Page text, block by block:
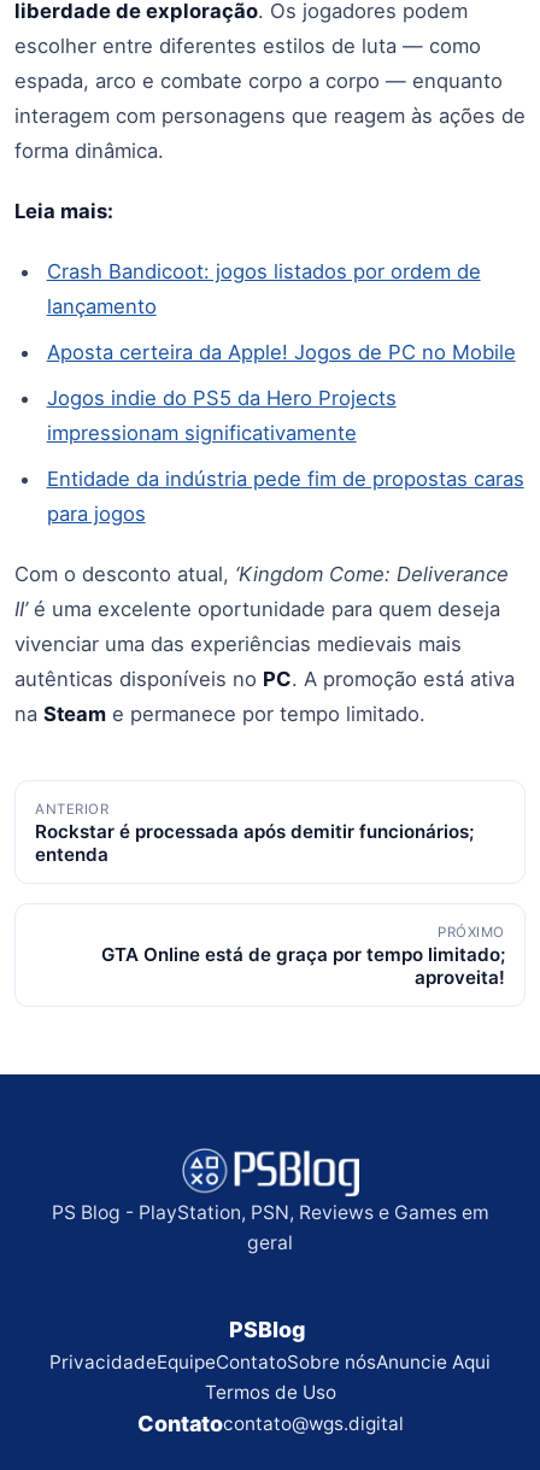
liberdade de exploração. Os jogadores podem
escolher entre diferentes estilos de luta — como
espada, arco e combate corpo a corpo — enquanto
interagem com personagens que reagem às ações de
forma dinâmica.
Leia mais:
Crash Bandicoot: jogos listados por ordem de
lançamento
Aposta certeira da Apple! Jogos de PC no Mobile
Jogos indie do PS5 da Hero Projects
impressionam significativamente
Entidade da indústria pede fim de propostas caras
para jogos
Com o desconto atual, ‘Kingdom Come: Deliverance
II’é uma excelente oportunidade para quem deseja
vivenciar uma das experiências medievais mais
autênticas disponíveis no PC. A promoção está ativa
na Steam e permanece por tempo limitado.
Navegação
de
posts
ANTERIOR
Rockstar é processada após demitir funcionários;
entenda
PRÓXIMO
GTA Online está de graça por tempo limitado;
aproveita!
PS Blog - PlayStation, PSN, Reviews e Games em
geral
PSBlog
PrivacidadeEquipeContatoSobre nósAnuncie Aqui
Termos de Uso
Contatocontato@wgs.digital